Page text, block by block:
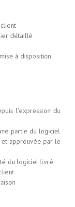
détaillé
à disposition
l’expression du
partie du logiciel
approuvée par le
du logiciel livré